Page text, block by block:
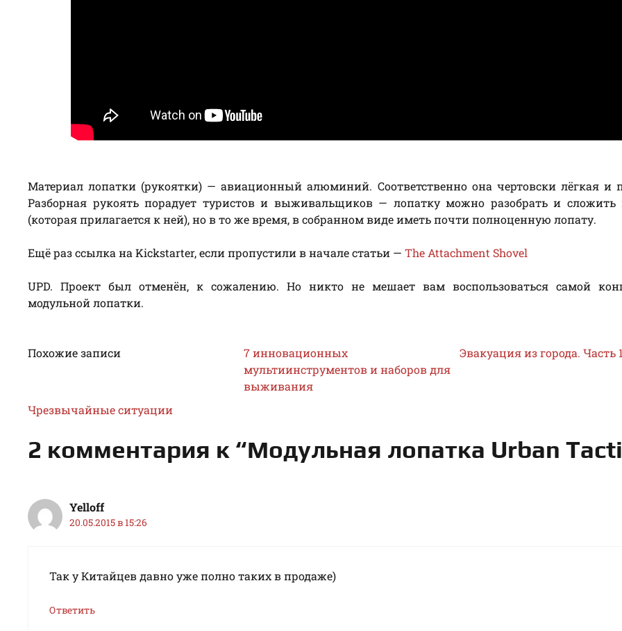
Материал лопатки (рукоятки) — авиационный алюминий. Соответственно она чертовски лёгкая и
Разборная рукоять порадует туристов и выживальщиков — лопатку можно разобрать и сложить
(которая прилагается к ней), но в то же время, в собранном виде иметь почти полноценную лопату.
Ещё раз ссылка на Kickstarter, если пропустили в начале статьи — The Attachment Shovel
UPD. Проект был отменён, к сожалению. Но никто не мешает вам воспользоваться самой
модульной лопатки.
Похожие записи
7 инновационных
мультиинструментов и наборов для
выживания
Эвакуация из города. Часть 1
Чрезвычайные ситуации
2 комментария к “Модульная лопатка Urban
Yelloff
20.05.2015 в 15:26
Так у Китайцев давно уже полно таких в продаже)
Ответить